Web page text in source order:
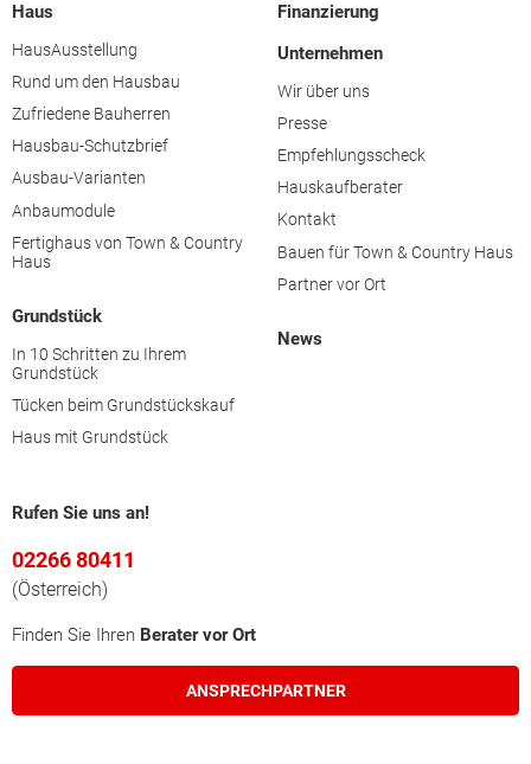
Eferding
Freistadt
Gmunden
Grieskirchen
Kirchdorf an der Krems
Linz (Stadt)
Linz-Land
Perg
Ried im Innkreis
Rohrbach
Schärding
Haus
HausAusstellung
Rund um den Hausbau
Zufriedene Bauherren
Hausbau-Schutzbrief
Ausbau-Varianten
Anbaumodule
Fertighaus von Town & Country
Haus
Grundstück
In 10 Schritten zu Ihrem
Grundstück
Tücken beim Grundstückskauf
Haus mit Grundstück
Finanzierung
Unternehmen
Wir über uns
Presse
Empfehlungsscheck
Hauskaufberater
Kontakt
Bauen für Town & Country Haus
Partner vor Ort
News
Rufen Sie uns an!
02266 80411
(Österreich)
Finden Sie Ihren Berater vor Ort
ANSPRECHPARTNER